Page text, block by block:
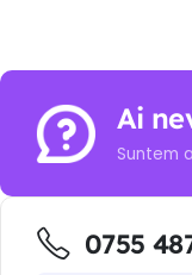
Ai
Suntem
0755